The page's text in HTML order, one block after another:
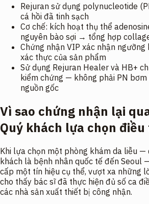
Rejuran sử dụng polynucleotide
cá hồi đã tinh sạch
Cơ chế: kích hoạt thụ thể
nguyên bào sợi → tổng hợp
Chứng nhận VIP xác nhận ngưỡng
xác thực của sản phẩm
Sử dụng Rejuran Healer và HB+
kiểm chứng — không phải PN
nguồn gốc
Vì sao chứng nhận lại
Quý khách lựa chọn
Khi lựa chọn một phòng khám da liễu —
khách là bệnh nhân quốc tế đến Seoul
cấp một tín hiệu cụ thể, vượt xa những
cho thấy bác sĩ đã thực hiện đủ số ca
các nhà sản xuất thiết bị công nhận.